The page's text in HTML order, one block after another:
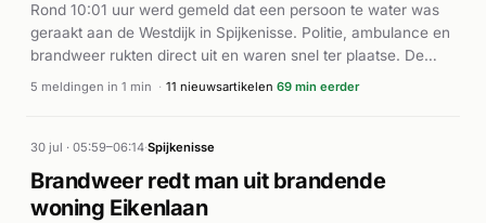
exacte medische afloop is niet bekend uit de beschikbare
bronnen.
Rond 10:01 uur werd gemeld dat een persoon te water was
geraakt aan de Westdijk in Spijkenisse. Politie, ambulance en
brandweer rukten direct uit en waren snel ter plaatse. De
brandweer werd ingezet als eerstehulpverleningseenheid
incident is niet gepubliceerd.
5 meldingen in 1 min · 11 nieuwsartikelen 69 min eerder
30 jul · 05:59–06:14·Spijkenisse
Brandweer redt man uit brandende
woning Eikenlaan